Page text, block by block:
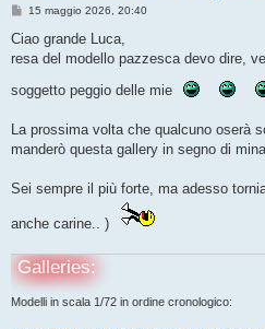
M
s
a
g
15 maggio 2026, 20:40
Ciao grande Luca,
resa del modello pazzesca devo dire,
soggetto peggio delle mie
La prossima volta che qualcuno oserà
manderò questa gallery in segno di
Sei sempre il più forte, ma adesso
anche carine.. )
Galleries:
Modelli in scala 1/72 in ordine cronologico: